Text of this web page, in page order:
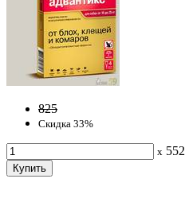
825
Скидка 33%
x 552